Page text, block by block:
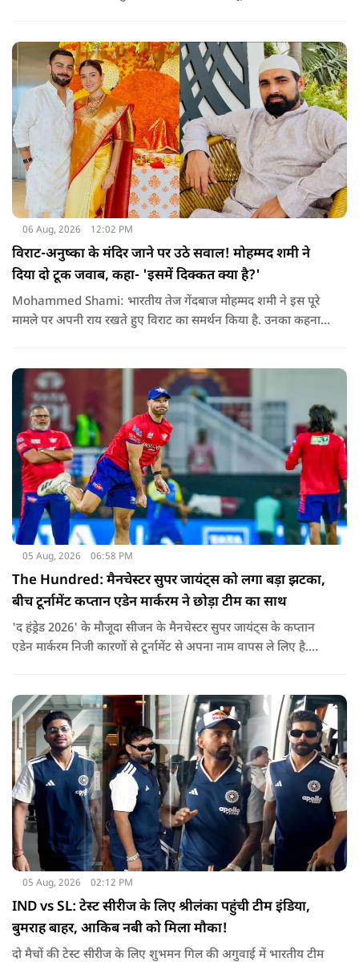
06 Aug, 2026 12:02 PM
विराट-अनुष्का के मंदिर जाने पर उठे सवाल! मोहम्मद शमी ने
दिया दो टूक जवाब, कहा- 'इसमें दिक्कत क्या है?'
Mohammed Shami: भारतीय तेज गेंदबाज मोहम्मद शमी ने इस पूरे
मामले पर अपनी राय रखते हुए विराट का समर्थन किया है. उनका कहना है
05 Aug, 2026 06:58 PM
The Hundred: मैनचेस्टर सुपर जायंट्स को लगा बड़ा झटका,
बीच टूर्नामेंट कप्तान एडेन मार्करम ने छोड़ा टीम का साथ
'द हंड्रेड 2026' के मौजूदा सीजन के मैनचेस्टर सुपर जायंट्स के कप्तान
एडेन मार्करम निजी कारणों से टूर्नामेंट से अपना नाम वापस ले लिए है.
05 Aug, 2026 02:12 PM
IND vs SL: टेस्ट सीरीज के लिए श्रीलंका पहुंची टीम इंडिया,
बुमराह बाहर, आकिब नबी को मिला मौका!
दो मैचों की टेस्ट सीरीज के लिए शुभमन गिल की अगुवाई में भारतीय टीम